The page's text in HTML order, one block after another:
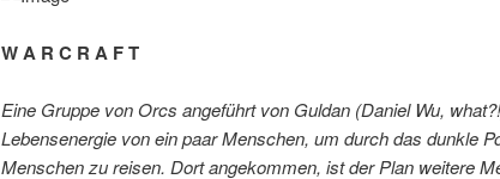
W A R C R A F T
Eine Gruppe von Orcs angeführt von Guldan (Daniel Wu,
Lebensenergie von ein paar Menschen, um durch das dunkle
Menschen zu reisen. Dort angekommen, ist der Plan weitere